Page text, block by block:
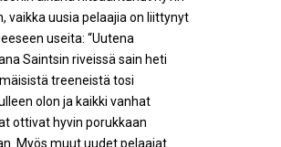
vaikka uusia pelaajia on liittynyt
useita: “Uutena
Saintsin riveissä sain heti
treeneistä tosi
olon ja kaikki vanhat
ottivat hyvin porukkaan
Myös muut uudet pelaajat